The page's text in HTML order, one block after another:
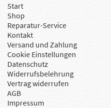
Start
Shop
Reparatur-Service
Kontakt
Versand und Zahlung
Cookie Einstellungen
Datenschutz
Widerrufsbelehrung
Vertrag widerrufen
AGB
Impressum